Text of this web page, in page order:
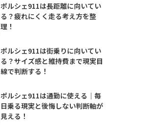
ポルシェ911は長距離に向いてい
る？疲れにくく走る考え方を整
理！
ポルシェ911は街乗りに向いてい
る？サイズ感と維持費まで現実目
線で判断する！
ポルシェ911は通勤に使える｜毎
日乗る現実と後悔しない判断軸が
見える！